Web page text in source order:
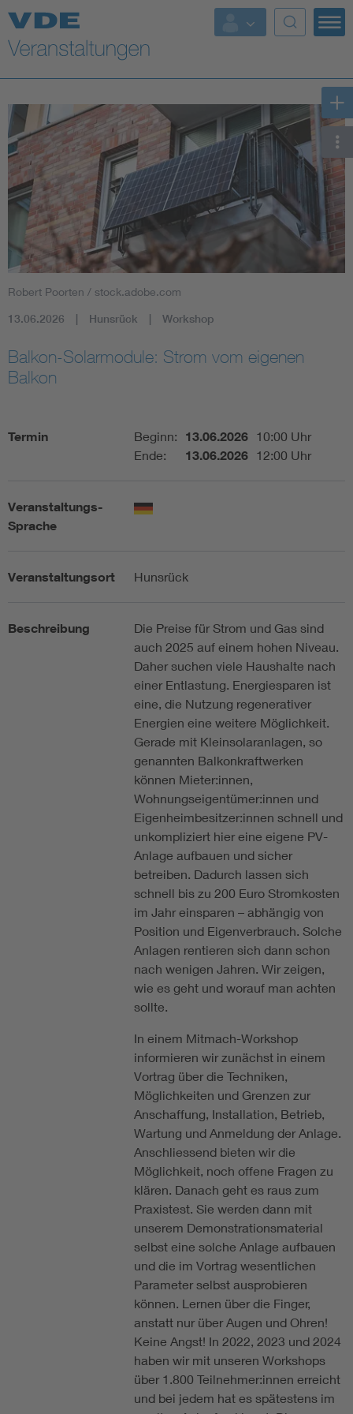
Top Themen
Fokusthemen
Energy
AI & Digital Trust
Health
Mobility
Assisted Living
Energy storage
Robert Poorten / stock.adobe.com
13.06.2026 Hunsrück Workshop
Balkon-Solarmodule: Strom vom eigenen
Balkon
Termin Beginn: 13.06.2026 10:00 Uhr
Ende:
13.06.2026 12:00 Uhr
Veranstaltungs-
Sprache
Veranstaltungsort Hunsrück
Beschreibung
Die Preise für Strom und Gas sind
auch 2025 auf einem hohen Niveau.
Daher suchen viele Haushalte nach
einer Entlastung. Energiesparen ist
eine, die Nutzung regenerativer
Energien eine weitere Möglichkeit.
Gerade mit Kleinsolaranlagen, so
genannten Balkonkraftwerken
können Mieter:innen,
Wohnungseigentümer:innen und
Eigenheimbesitzer:innen schnell und
unkompliziert hier eine eigene PV-
Anlage aufbauen und sicher
betreiben. Dadurch lassen sich
schnell bis zu 200 Euro Stromkosten
im Jahr einsparen – abhängig von
Position und Eigenverbrauch. Solche
Anlagen rentieren sich dann schon
nach wenigen Jahren. Wir zeigen,
wie es geht und worauf man achten
sollte.
In einem Mitmach-Workshop
informieren wir zunächst in einem
Vortrag über die Techniken,
Möglichkeiten und Grenzen zur
Anschaffung, Installation, Betrieb,
Wartung und Anmeldung der Anlage.
Anschliessend bieten wir die
Möglichkeit, noch offene Fragen zu
klären. Danach geht es raus zum
Praxistest. Sie werden dann mit
unserem Demonstrationsmaterial
selbst eine solche Anlage aufbauen
und die im Vortrag wesentlichen
Parameter selbst ausprobieren
können. Lernen über die Finger,
anstatt nur über Augen und Ohren!
Keine Angst! In 2022, 2023 und 2024
haben wir mit unseren Workshops
über 1.800 Teilnehmer:innen erreicht
und bei jedem hat es spätestens im